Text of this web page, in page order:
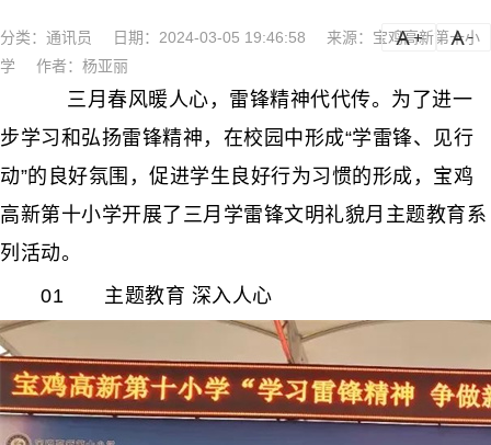
分类： 通讯员 日期：2024-03-05 19:46:58
来源：宝鸡高新第十小
学
作者：杨亚丽
a a-
三月春风暖人心，雷锋精神代代传。为了进一
步学习和弘扬雷锋精神，在校园中形成“学雷锋、见行
动”的良好氛围，促进学生良好行为习惯的形成，宝鸡
高新第十小学开展了三月学雷锋文明礼貌月主题教育系
列活动。
01 主题教育 深入人心